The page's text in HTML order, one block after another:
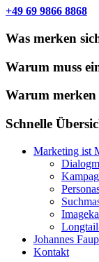
+49 69 9866 8868
Was merken
Warum muss
Warum merken
Schnelle
Marketing ist
Johannes
Kontakt